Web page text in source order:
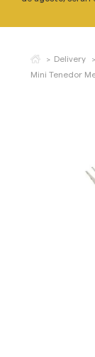
Delivery
Mini Tenedor